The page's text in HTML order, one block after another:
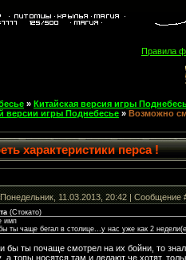
Правила
» Китайская версия игры
версии игры Поднебесье » Возможно
характеристики перса !
11.03.2013, 20:42 | Сообщение
(Стокато)
имп
ты чаще бегал в столице...у нас уже как 2
бы ты почаще смотрел на их бойни, то
,а топы носятся там и делают че хотят,